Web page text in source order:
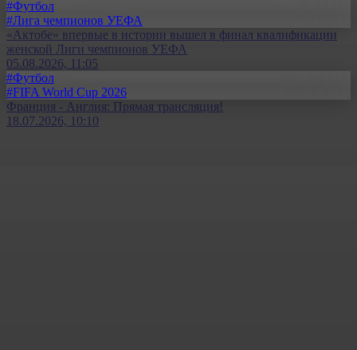
#Футбол
#Лига чемпионов УЕФА
«Актобе» впервые в истории вышел в финал квалификации
женской Лиги чемпионов УЕФА
05.08.2026, 11:05
#Футбол
#FIFA World Cup 2026
Франция - Англия: Прямая трансляция!
18.07.2026, 10:10